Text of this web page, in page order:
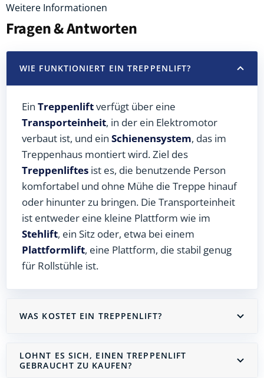
Weitere Informationen
Fragen & Antworten
WIE FUNKTIONIERT EIN TREPPENLIFT?
Ein Treppenliftverfügt über eine
Transporteinheit, in der ein Elektromotor
verbaut ist, und ein Schienensystem, das im
Treppenhaus montiert wird. Ziel des
Treppenliftes ist es, die benutzende Person
komfortabel und ohne Mühe die Treppe hinauf
oder hinunter zu bringen. Die Transporteinheit
ist entweder eine kleine Plattform wie im
Stehlift, ein Sitz oder, etwa bei einem
Plattformlift, eine Plattform, die stabil genug
für Rollstühle ist.
WAS KOSTET EIN TREPPENLIFT?
LOHNT ES SICH, EINEN TREPPENLIFT
GEBRAUCHT ZU KAUFEN?